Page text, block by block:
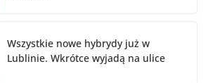
Wszystkie nowe hybrydy już w
Lublinie. Wkrótce wyjadą na ulice